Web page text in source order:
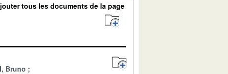
tous les documents de la page
Bruno